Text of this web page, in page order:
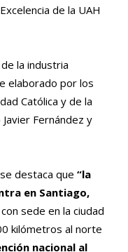
de la UAH
la industria
elaborado por los
Católica y de la
Fernández y
destaca que “la
en Santiago,
con sede en la ciudad
kilómetros al norte
nacional al